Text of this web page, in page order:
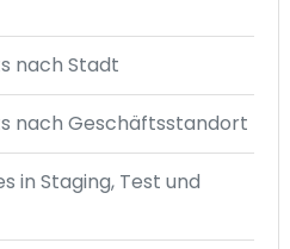
nach Stadt
nach Geschäftsstandort
in Staging, Test und